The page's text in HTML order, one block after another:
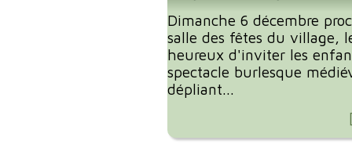
Dimanche 6 décembre
salle des fêtes du village,
heureux d'inviter les
spectacle burlesque
dépliant...